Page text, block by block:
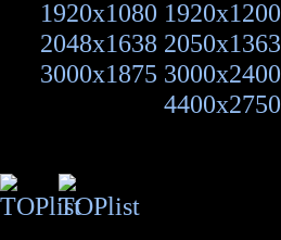
1920x1080 1920x1200
2048x1638 2050x1363
3000x1875 3000x2400
4400x2750